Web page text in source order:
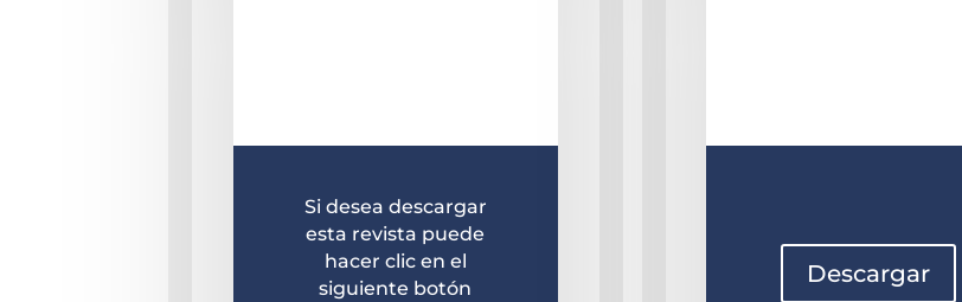
Si desea descargar
esta revista puede
hacer clic en el
siguiente botón
Descargar